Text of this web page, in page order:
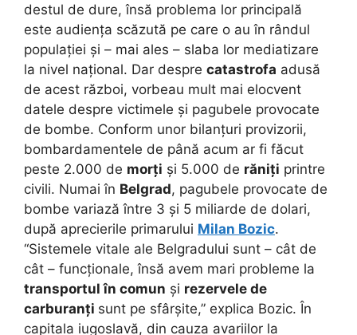
destul de dure, însă problema lor principală
este audiența scăzută pe care o au în rândul
populației și – mai ales – slaba lor mediatizare
la nivel național. Dar despre catastrofa adusă
de acest război, vorbeau mult mai elocvent
datele despre victimele și pagubele provocate
de bombe. Conform unor bilanțuri provizorii,
bombardamentele de până acum ar fi făcut
peste 2.000 de morți și 5.000 de răniți printre
civili. Numai în Belgrad, pagubele provocate de
bombe variază între 3 și 5 miliarde de dolari,
după aprecierile primarului Milan Bozic.
“Sistemele vitale ale Belgradului sunt – cât de
cât – funcționale, însă avem mari probleme la
transportul în comun și rezervele de
carburanți sunt pe sfârșite,” explica Bozic. În
capitala iugoslavă, din cauza avariilor la